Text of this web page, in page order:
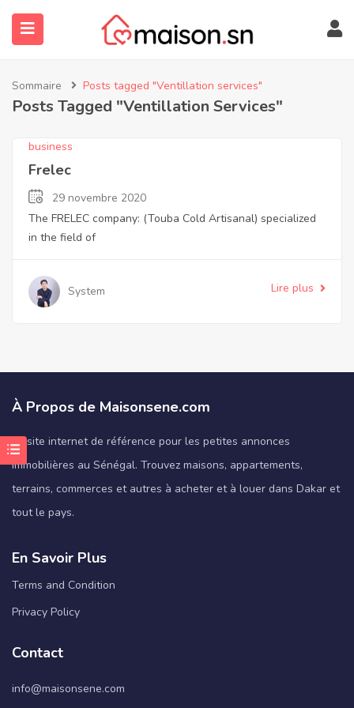
(À Propos)
Sommaire Posts tagged "Ventillation services"
Posts Tagged "Ventillation Services"
business
Frelec
29 novembre 2020
The FRELEC company: (Touba Cold Artisanal) specialized
in the field of
System Lire plus
À Propos de Maisonsene.com
Le site internet de référence pour les petites annonces
immobilières au Sénégal. Trouvez maisons, appartements,
terrains, commerces et autres à acheter et à louer dans Dakar et
tout le pays.
En Savoir Plus
Terms and Condition
Privacy Policy
Contact
info@maisonsene.com